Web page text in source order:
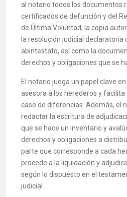
al notario todos los documentos
certificados de defunción y del
de Última Voluntad, la copia
la resolución judicial declaratoria
abintestato, así como la
derechos y obligaciones que se
El notario juega un papel clave
asesora a los herederos y
caso de diferencias. Además, el
redactar la escritura de
que se hace un inventario y
derechos y obligaciones a
parte que corresponde a cada
procede a la liquidación y
según lo dispuesto en el
judicial.